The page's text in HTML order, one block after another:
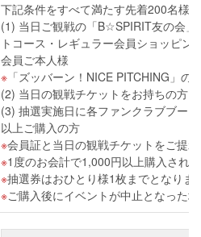
下記条件をすべて満たす先着200名様
(1) 当日ご観戦の「B☆SPIRIT友の会
トコース・レギュラー会員ショッピ
会員ご本人様
「ズッバーン！NICE PITCHING」の
(2) 当日の観戦チケットをお持ちの方
(3) 抽選実施日に各ファンクラブブー
以上ご購入の方
会員証と当日の観戦チケットをご提
1度のお会計で1,000円以上購入され
抽選券はおひとり様1枚までとなりま
ご購入後にイベントが中止となった